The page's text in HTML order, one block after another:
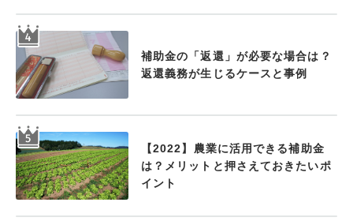
補助金の「返還」が必要な場合は？
返還義務が生じるケースと事例
【2022】農業に活用できる補助金
は？メリットと押さえておきたいポ
イント